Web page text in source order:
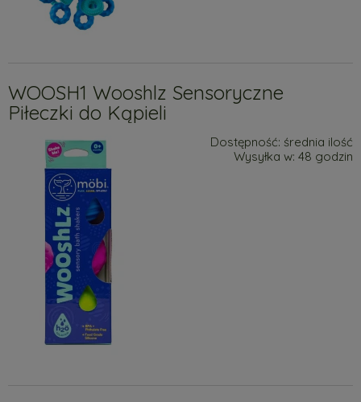
WOOSH1 Wooshlz Sensoryczne
Piłeczki do Kąpieli
Dostępność: średnia ilość
Wysyłka w: 48 godzin